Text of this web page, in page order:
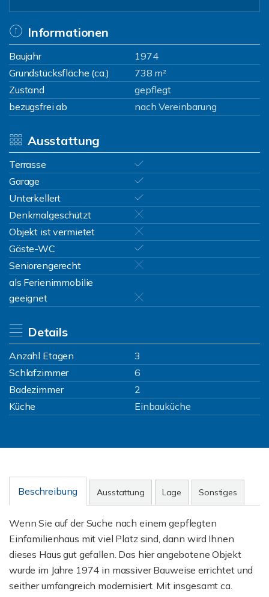
Informationen
Baujahr
1974
Grundstücksfläche (ca.)
738 m²
Zustand
gepflegt
bezugsfrei ab
nach Vereinbarung
Ausstattung
Terrasse
Garage
Unterkellert
Denkmalgeschützt
Objekt ist vermietet
Gäste-WC
Seniorengerecht
als Ferienimmobilie
geeignet
Details
Anzahl Etagen
3
Schlafzimmer
6
Badezimmer
2
Küche
Einbauküche
Beschreibung Ausstattung Lage Sonstiges
Wenn Sie auf der Suche nach einem gepflegten
Einfamilienhaus mit viel Platz sind, dann wird Ihnen
dieses Haus gut gefallen. Das hier angebotene Objekt
wurde im Jahre 1974 in massiver Bauweise errichtet und
seither umfangreich modernisiert. Mit insgesamt ca.